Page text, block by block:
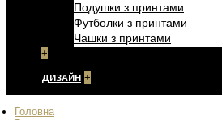
Подушки з принтами
Футболки з принтами
Чашки з принтами
+
ДИЗАЙН +
Головна